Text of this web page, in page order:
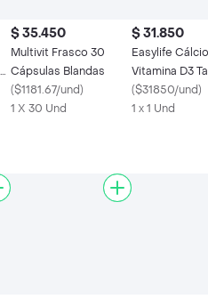
$ 35.450
Multivit Frasco 30
Cápsulas Blandas
($1181.67/und)
1 X 30 Und
$ 31.850
Easylife
Vitamina D3
Naranja
($31850/und)
1 x 1 Und